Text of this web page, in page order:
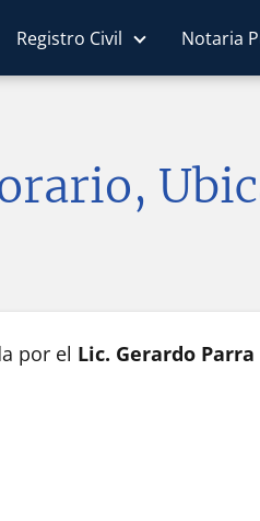
Registro Civil Notaria
por el Lic. Gerardo